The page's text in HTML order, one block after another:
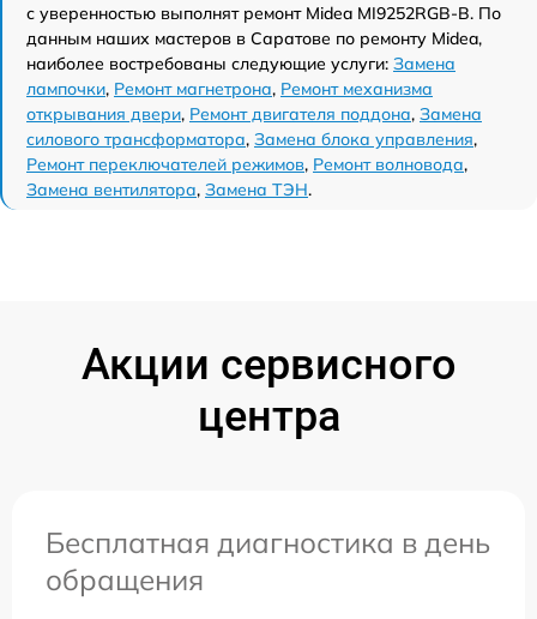
с уверенностью выполнят ремонт Midea MI9252RGB-B. По
данным наших мастеров в Саратове по ремонту Midea,
наиболее востребованы следующие услуги: Замена
лампочки, Ремонт магнетрона, Ремонт механизма
открывания двери, Ремонт двигателя поддона, Замена
силового трансформатора, Замена блока управления,
Ремонт переключателей режимов, Ремонт волновода,
Замена вентилятора, Замена ТЭН.
Акции сервисного
центра
Бесплатная диагностика в день
обращения